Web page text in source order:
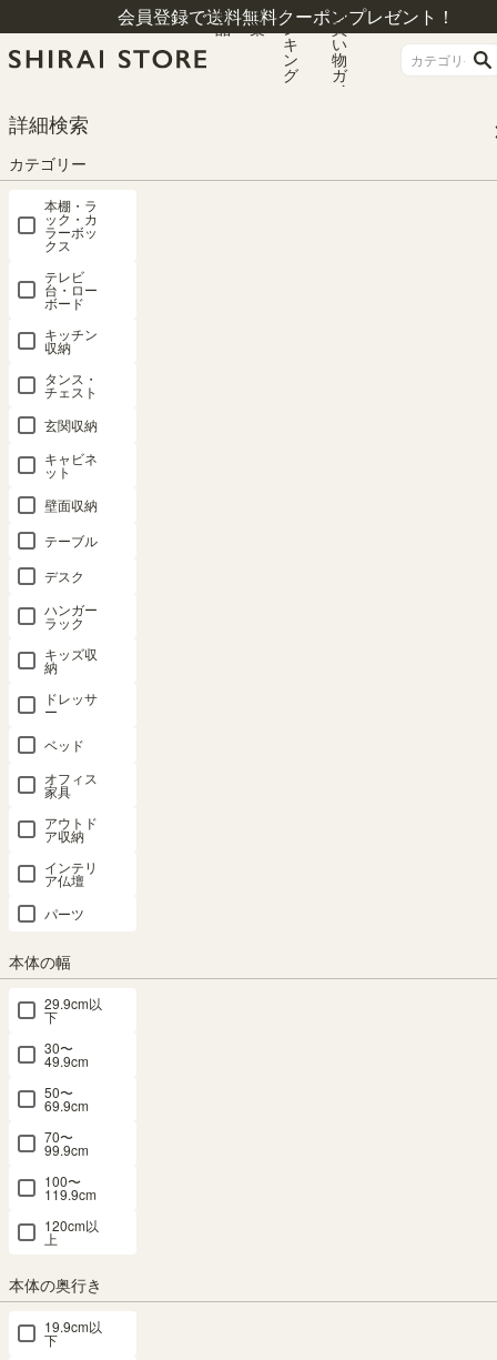
会員登録で送料無料クーポンプレゼント！
商
品
特
集
ラ
ン
キ
ン
グ
お
買
い
物
ガ
イ
詳細検索
カテゴリー
本棚・ラ
ック・カ
ラーボッ
クス
テレビ
台・ロー
ボード
キッチン
収納
タンス・
チェスト
玄関収納
キャビネ
ット
壁面収納
テーブル
デスク
ハンガー
ラック
キッズ収
納
ドレッサ
ー
ベッド
オフィス
家具
アウトド
ア収納
インテリ
ア仏壇
パーツ
本体の幅
29.9cm以
下
30〜
49.9cm
50〜
69.9cm
70〜
99.9cm
100〜
119.9cm
120cm以
上
本体の奥行き
19.9cm以
下
HOME カテゴリー
おもちゃ箱 トロッコ 幅91cm 高さ38cm アイボリー キャスター付き 子供 収納
キッズ収納 おもちゃ収納 マミハピ MHP-4090TOYIV
子供の成長に合った収納をつくれるキッズ家具
シンプルなデザインと連結機能で長く使えるおもちゃラック。おもち
す。
おもちゃ箱 トロッコ 幅91cm 高さ38cm ア
イボリー キャスター付き 子供 収納 キッズ
収納 おもちゃ収納 マミハピ MHP-
4090TOYIV
幅90.4× 奥行34.9 × 高さ37.8（cm）